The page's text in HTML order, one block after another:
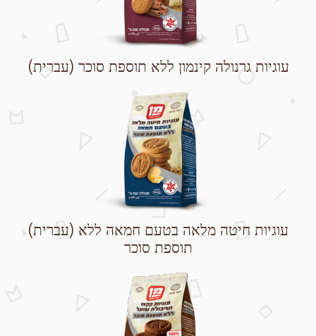
(עברית) עוגיות גרנולה קינמון ללא תוספת סוכר
(עברית) עוגיות חיטה מלאה בטעם חמאה ללא
תוספת סוכר